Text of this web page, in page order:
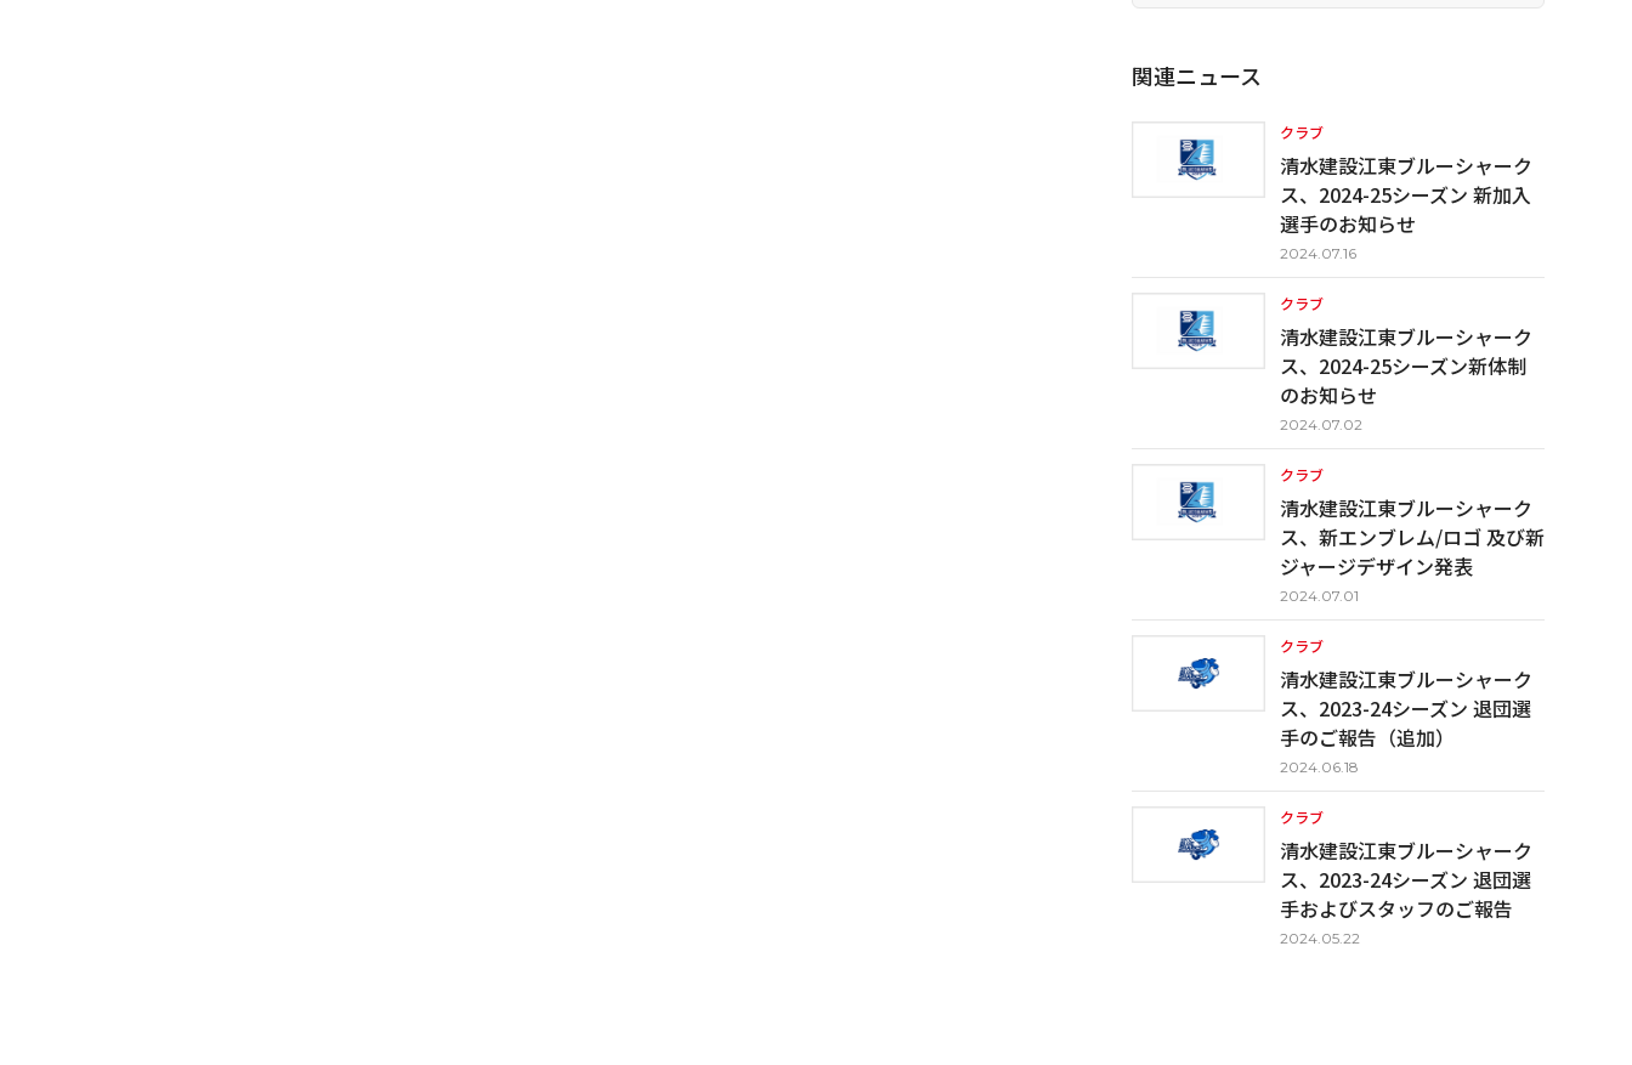
関連ニュース
クラブ
清水建設江東ブルーシャーク
ス、2024-25シーズン 新加入
選手のお知らせ
2024.07.16
クラブ
清水建設江東ブルーシャーク
ス、2024-25シーズン新体制
のお知らせ
2024.07.02
クラブ
清水建設江東ブルーシャーク
ス、新エンブレム/ロゴ 及び新
ジャージデザイン発表
2024.07.01
クラブ
清水建設江東ブルーシャーク
ス、2023-24シーズン 退団選
手のご報告（追加）
2024.06.18
クラブ
清水建設江東ブルーシャーク
ス、2023-24シーズン 退団選
手およびスタッフのご報告
2024.05.22